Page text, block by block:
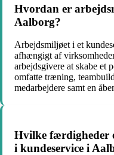
Hvordan er
Aalborg?
Arbejdsmiljøet i et
afhængigt af
arbejdsgivere at skabe et
omfatte træning,
medarbejdere samt en
Hvilke færdigheder
i kundeservice i